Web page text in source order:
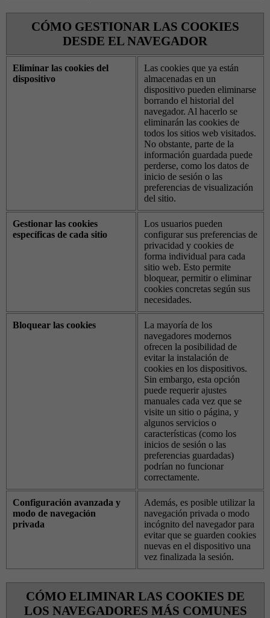
CÓMO GESTIONAR LAS COOKIES
DESDE EL NAVEGADOR
Eliminar las cookies del
dispositivo
Las cookies que ya están
almacenadas en un
dispositivo pueden eliminarse
borrando el historial del
navegador. Al hacerlo se
eliminarán las cookies de
todos los sitios web visitados.
No obstante, parte de la
información guardada puede
perderse, como los datos de
inicio de sesión o las
preferencias de visualización
del sitio.
Gestionar las cookies
específicas de cada sitio
Los usuarios pueden
configurar sus preferencias de
privacidad y cookies de
forma individual para cada
sitio web. Esto permite
bloquear, permitir o eliminar
cookies concretas según sus
necesidades.
Bloquear las cookies
La mayoría de los
navegadores modernos
ofrecen la posibilidad de
evitar la instalación de
cookies en los dispositivos.
Sin embargo, esta opción
puede requerir ajustes
manuales cada vez que se
visite un sitio o página, y
algunos servicios o
características (como los
inicios de sesión o las
preferencias guardadas)
podrían no funcionar
correctamente.
Configuración avanzada y
modo de navegación
privada
Además, es posible utilizar la
navegación privada o modo
incógnito del navegador para
evitar que se guarden cookies
nuevas en el dispositivo una
vez finalizada la sesión.
CÓMO ELIMINAR LAS COOKIES DE
LOS NAVEGADORES MÁS COMUNES